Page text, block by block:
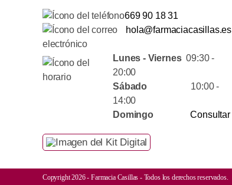
669 90 18 31
hola@farmaciacasillas.es
Lunes - Viernes09:30 -
20:00
Sábado 10:00 -
14:00
Domingo
Consultar
Copyright 2026 - Farmacia Casillas - Todos los derechos reservados.